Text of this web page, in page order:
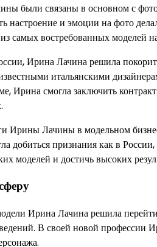
были связаны в основном с
настроение и эмоции на фото
самых востребованных моделей
Ирина Лачина решила
итальянскими
Ирина смогла заключить
Ирины Лачины в модельном
добиться признания как в
моделей и достичь высоких
Ирина Лачина решила
В своей новой профессии